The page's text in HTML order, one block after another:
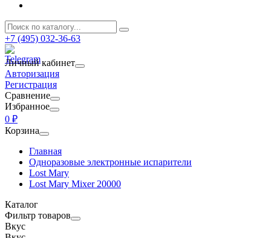
+7 (495) 032-36-63
Личный кабинет
Авторизация
Регистрация
Сравнение
Избранное
0 ₽
Корзина
Главная
Одноразовые электронные испарители
Lost Mary
Lost Mary Mixer 20000
Каталог
Фильтр товаров
Вкус